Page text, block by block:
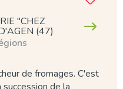
"CHEZ
(47)
de fromages. C'est